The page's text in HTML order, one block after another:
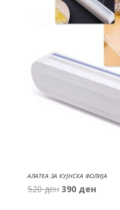
АЛАТКА ЗА КУЈНСКА ФОЛИЈА
520ден Original
390 денCurrent